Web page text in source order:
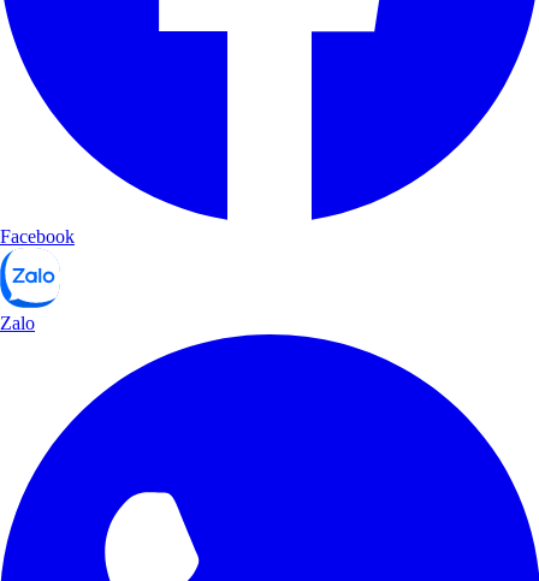
Facebook
Zalo